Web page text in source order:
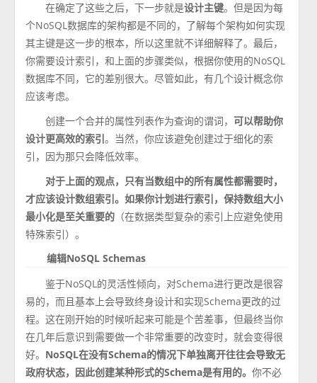
在确定了这些之后，下一步就是设计主键。但是因为每
个NoSQL数据库的架构都是不同的，了解每个架构如何实现
其主键是这一步的根本，所以这里就不详细解释了。最后，
你需要设计索引，和上面的步骤类似，根据你使用的NoSQL
数据库不同，它的差别很大。尽管如此，有几个设计概念你
应该考虑。
创建一个合并的属性列表作为查询的谓词，可以帮助你
设计更高效的索引。当然，你应该避免创建过于细化的索
引，因为那只会降低效率。
对于上面的观点，只有当数组中的所有属性都需要时，
才应该设计数组索引。如果你计划进行索引，保持数组大小
最小化是至关重要的 （在数据类型复杂的索引上应避免使用
特殊索引）。
编辑NoSQL Schemas
鉴于NoSQL的灵活性倾向，对Schema进行更改是很容
易的，而且基本上会导致终身设计和实现Schema更改的过
程。这在刚开始的时候听起来可能是个苦差事，但最终当你
在几年后意识到需要做一个非常重要的改变时，就会变得很
好。 NoSQL在没有Schema的情况下单独离开往往会导致无
政府状态，因此创建某种形式的Schema是有用的。你不必